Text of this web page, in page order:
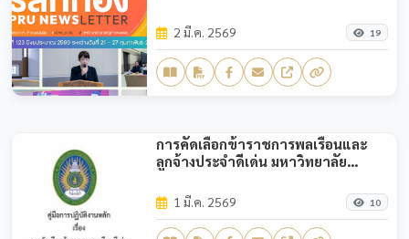
2 มี.ค. 2569 19
การคัดเลือกข้าราชการพลเรือนและ
ลูกจ้างประจำดีเด่น มหาวิทยาลัย
1 มี.ค. 2569 10